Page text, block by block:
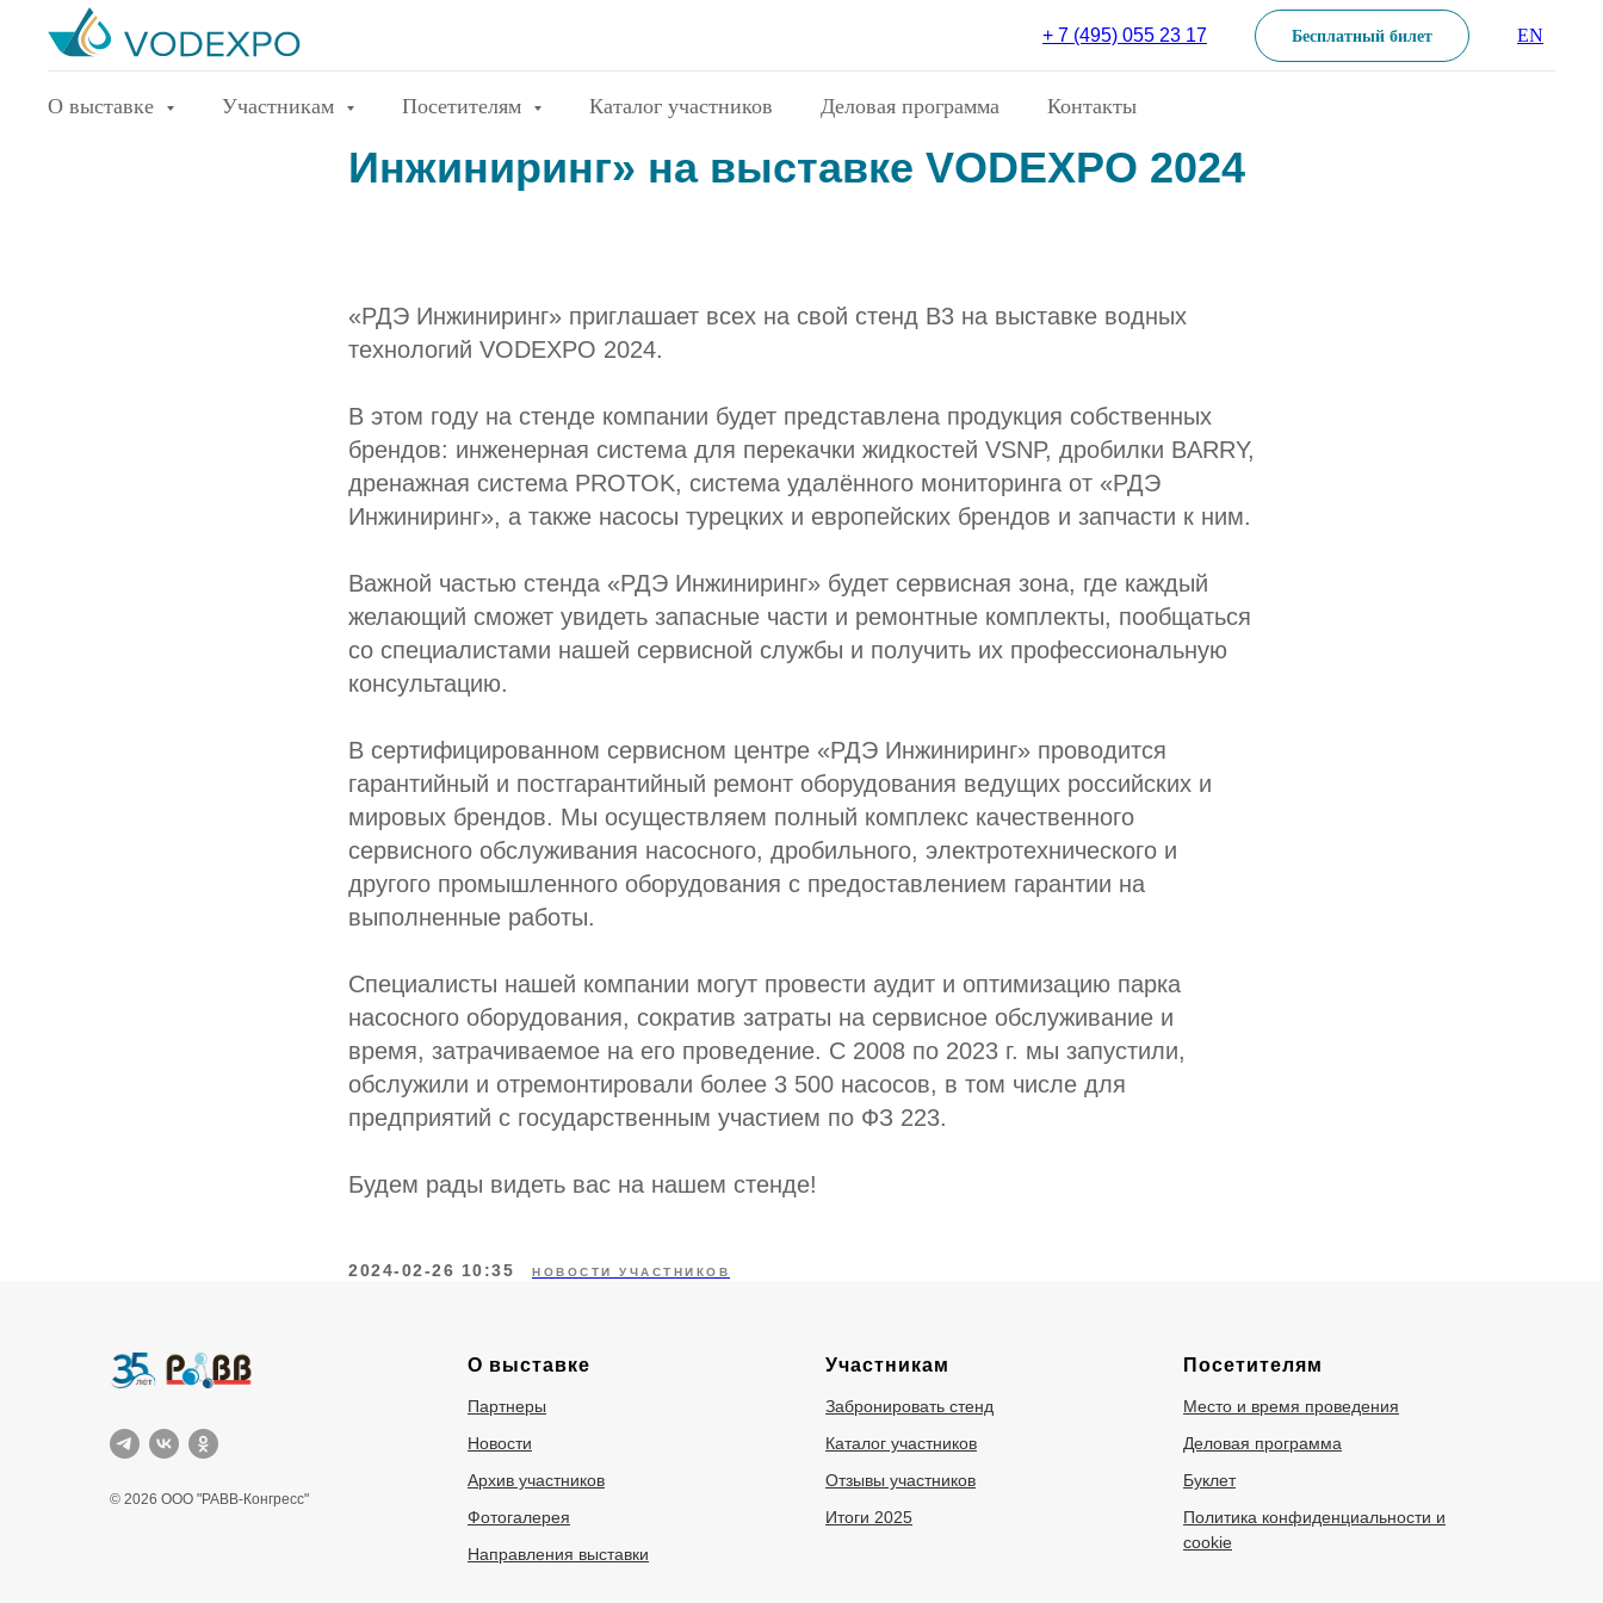
+ 7 (495) 055 23 17 Бесплатный билет EN
О выставке Участникам Посетителям Каталог участников Деловая программа Контакты
Приглашаем посетить стенд B3 «РДЭ
Инжиниринг» на выставке VODEXPO 2024
«РДЭ Инжиниринг» приглашает всех на свой стенд B3 на выставке водных
технологий VODEXPO 2024.
В этом году на стенде компании будет представлена продукция собственных
брендов: инженерная система для перекачки жидкостей VSNP, дробилки BARRY,
дренажная система PROTOK, система удалённого мониторинга от «РДЭ
Инжиниринг», а также насосы турецких и европейских брендов и запчасти к ним.
Важной частью стенда «РДЭ Инжиниринг» будет сервисная зона, где каждый
желающий сможет увидеть запасные части и ремонтные комплекты, пообщаться
со специалистами нашей сервисной службы и получить их профессиональную
консультацию.
В сертифицированном сервисном центре «РДЭ Инжиниринг» проводится
гарантийный и постгарантийный ремонт оборудования ведущих российских и
мировых брендов. Мы осуществляем полный комплекс качественного
сервисного обслуживания насосного, дробильного, электротехнического и
другого промышленного оборудования с предоставлением гарантии на
выполненные работы.
Специалисты нашей компании могут провести аудит и оптимизацию парка
насосного оборудования, сократив затраты на сервисное обслуживание и
время, затрачиваемое на его проведение. С 2008 по 2023 г. мы запустили,
обслужили и отремонтировали более 3 500 насосов, в том числе для
предприятий с государственным участием по ФЗ 223.
Будем рады видеть вас на нашем стенде!
2024-02-26 10:35 НОВОСТИ УЧАСТНИКОВ
© 2026 ООО "РАВВ-Конгресс"
О выставке
Партнеры
Новости
Архив участников
Фотогалерея
Направления выставки
Участникам
Забронировать стенд
Каталог участников
Отзывы участников
Итоги 2025
Посетителям
Место и время проведения
Деловая программа
Буклет
Политика конфиденциальности и
cookie